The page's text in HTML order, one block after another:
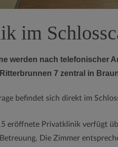
im
werden nach telefonischer
7 zentral in
befindet sich direkt im
eröffnete Privatklinik verfügt
Die Zimmer